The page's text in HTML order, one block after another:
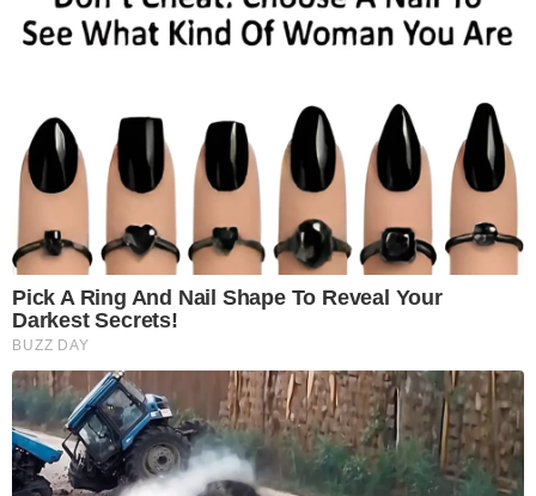
Pick A Ring And Nail Shape To Reveal Your
Darkest Secrets!
BUZZ DAY